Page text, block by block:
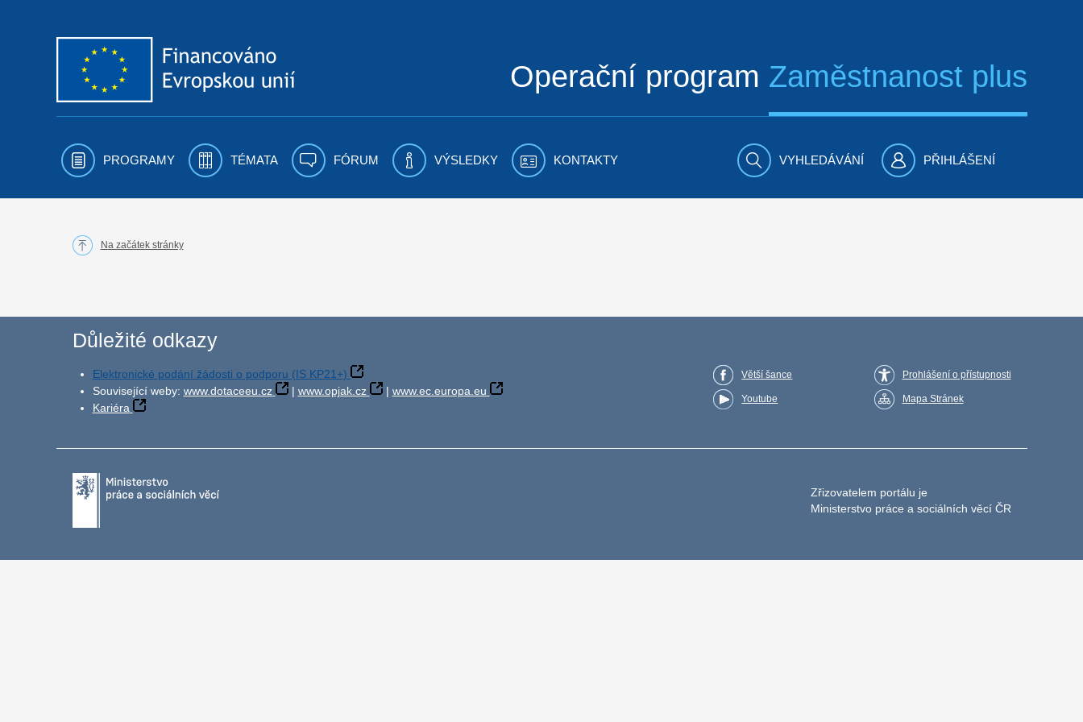
Operační program Zaměstnanost plus
PROGRAMY TÉMATA FÓRUM VÝSLEDKY KONTAKTY VYHLEDÁVÁNÍ PŘIHLÁŠENÍ
Na začátek stránky
Důležité odkazy
Elektronické podání žádosti o podporu (IS KP21+)
Související weby: www.dotaceeu.cz | www.opjak.cz | www.ec.europa.eu
Kariéra
Větší šance
Youtube
Prohlášení o přístupnosti
Mapa Stránek
Zřizovatelem portálu je
Ministerstvo práce a sociálních věcí ČR